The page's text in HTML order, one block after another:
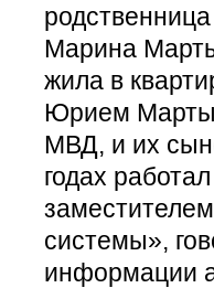
Марина
жила в
Юрием
МВД, и их
годах
системы»,
информации